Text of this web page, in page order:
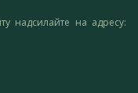
надсилайте на адресу: